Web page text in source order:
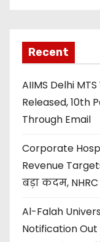
Recent
AIIMS Delhi
Released, 10th
Through Email
Corporate
Revenue
बड़ा कदम,
Al-Falah
Notification